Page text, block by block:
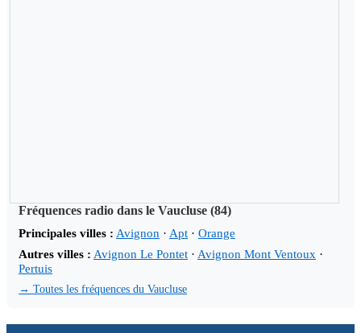
Fréquences radio dans le Vaucluse (84)
Principales villes : Avignon · Apt · Orange
Autres villes : Avignon Le Pontet · Avignon Mont Ventoux ·
Pertuis
→ Toutes les fréquences du Vaucluse